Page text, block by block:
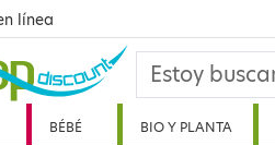
línea
BÉBÉ BIO Y PLANTA